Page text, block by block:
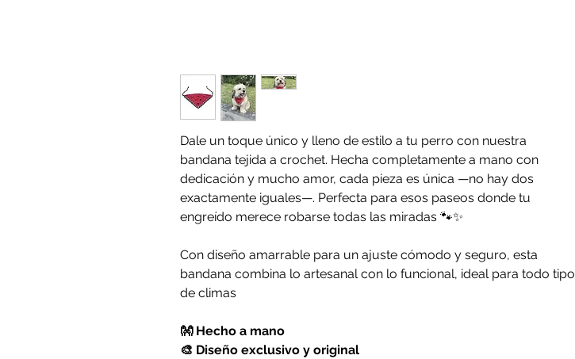
Dale un toque único y lleno de estilo a tu perro con nuestra
bandana tejida a crochet. Hecha completamente a mano con
dedicación y mucho amor, cada pieza es única —no hay dos
exactamente iguales—. Perfecta para esos paseos donde tu
engreído merece robarse todas las miradas 🐾✨
Con diseño amarrable para un ajuste cómodo y seguro, esta
bandana combina lo artesanal con lo funcional, ideal para todo tipo
de climas
👐 Hecho a mano
🎨 Diseño exclusivo y original